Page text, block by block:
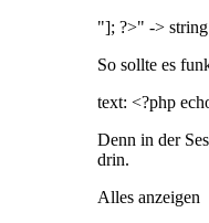
"]; ?>" ->
So sollte es
text: <?php
Denn in der
drin.
Alles anzeigen